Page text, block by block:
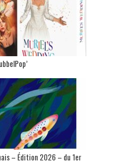
– Édition 2026 – du 1er